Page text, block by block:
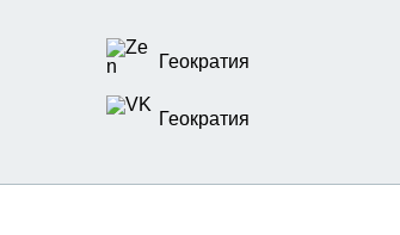
Геократия
Геократия